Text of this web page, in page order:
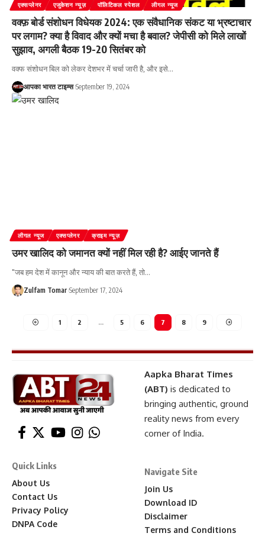
एक्सप्लेनर एजुकेशन न्यूज़ पॉलिटिकल स्पेशल लीगल न्यूज
वक्फ़ बोर्ड संशोधन विधेयक 2024: एक संवैधानिक संकट या भ्रष्टाचार
पर लगाम? क्या है विवाद और क्यों मचा है बवाल? जेपीसी को मिले लाखों
सुझाव, अगली बैठक 19-20 सितंबर को
वक्फ संशोधन बिल को लेकर देशभर में चर्चा जारी है, और इसे…
आपका भारत टाइम्स September 19, 2024
लीगल न्यूज एक्सप्लेनर क्राइम न्यूज़
उमर खालिद को जमानत क्यों नहीं मिल रही है? आईए जानते हैं
"जब हम देश में कानून और न्याय की बात करते हैं, तो…
Zulfam Tomar September 17, 2024
1 2 … 5 6 7 8 9
Aapka Bharat Times
(ABT) is dedicated to
bringing authentic, ground
reality news from every
corner of India.
Quick Links
About Us
Contact Us
Privacy Policy
DNPA Code
Navigate Site
Join Us
Download ID
Disclaimer
Terms and Conditions